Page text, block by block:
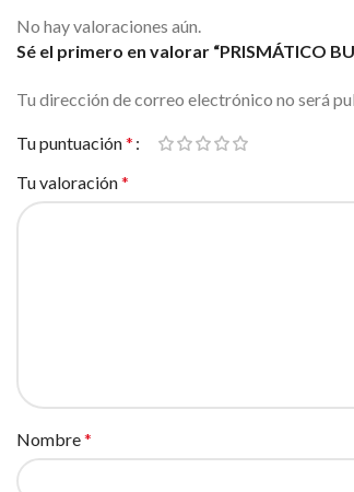
No hay valoraciones aún.
Sé el primero en valorar “PRISMÁTICO
Tu dirección de correo electrónico no será
Tu puntuación*
Tu valoración*
Nombre*